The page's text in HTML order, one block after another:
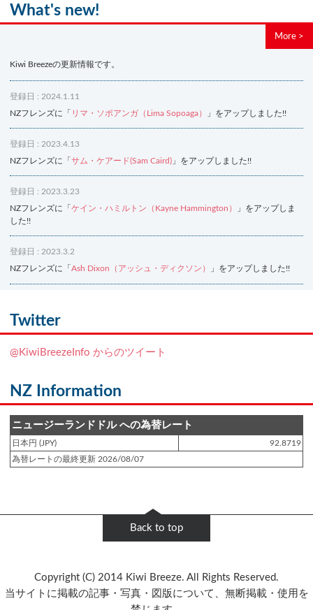
What's new!
More >
Kiwi Breezeの更新情報です。
登録日 : 2024.1.11
NZフレンズに「 リマ・ソポアンガ（Lima Sopoaga） 」をアップしました!!
登録日 : 2023.4.13
NZフレンズに「 サム・ケアード(Sam Caird) 」をアップしました!!
登録日 : 2023.3.23
NZフレンズに「 ケイン・ハミルトン（Kayne Hammington）
」をアップしま
した!!
登録日 : 2023.3.2
NZフレンズに「 Ash Dixon（アッシュ・ディクソン） 」をアップしました!!
NZフレンズに「
登録日 : 2019.4.10
登録日 : 2019.2.28
NZクッキングに「ニュージーランド産キウイの酢の物
登録日 : 2019.2.4
NZフレンズに「Jane Forrest-Waghorn」をアップしました!!
Twitter
@KiwiBreezeInfo からのツイート
NZ Information
ニュージーランドドル への為替レート
日本円 (JPY)
92.8719
為替レートの最終更新 2026/08/07
Back to top
Copyright (C) 2014 Kiwi Breeze. All Rights Reserved.
当サイトに掲載の記事・写真・図版について、無断掲載・使用を